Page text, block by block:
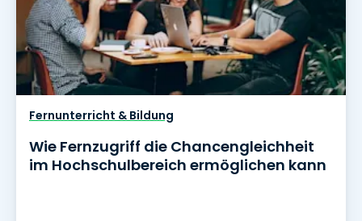
Fernunterricht & Bildung
Wie Fernzugriff die Chancengleichheit
im Hochschulbereich ermöglichen kann